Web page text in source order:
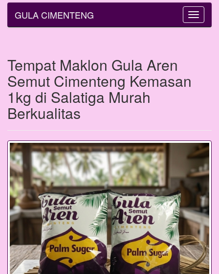
Toggle
GULA CIMENTENG
Tempat Maklon Gula Aren
Semut Cimenteng Kemasan
1kg di Salatiga Murah
Berkualitas